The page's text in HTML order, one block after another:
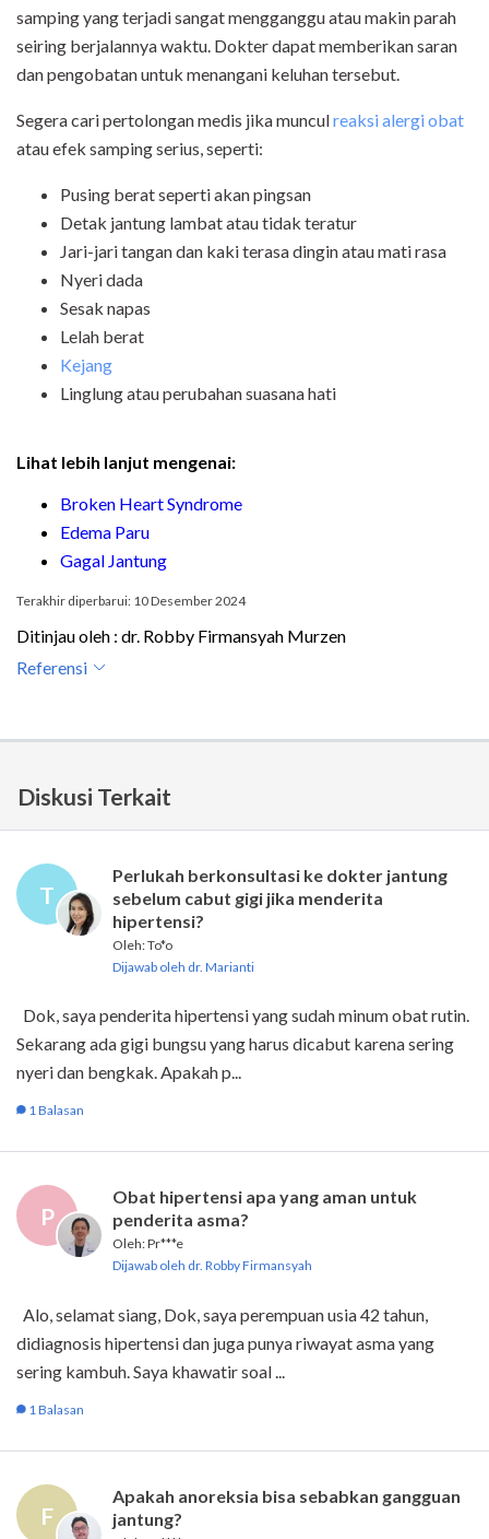
samping yang terjadi sangat mengganggu atau makin parah
seiring berjalannya waktu. Dokter dapat memberikan saran
dan pengobatan untuk menangani keluhan tersebut.
Segera cari pertolongan medis jika munculreaksi alergi obat
atau efek samping serius, seperti:
Pusing berat seperti akan pingsan
Detak jantung lambat atau tidak teratur
Jari-jari tangan dan kaki terasa dingin atau mati rasa
Nyeri dada
Sesak napas
Lelah berat
Kejang
Linglung atau perubahan suasana hati
Lihat lebih lanjut mengenai:
Broken Heart Syndrome
Edema Paru
Gagal Jantung
Terakhir diperbarui: 10 Desember 2024